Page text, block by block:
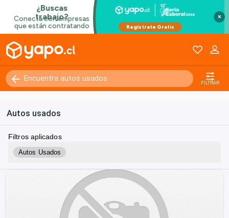
×
FILTRAR
Autos usados
Filtros aplicados
Autos Usados